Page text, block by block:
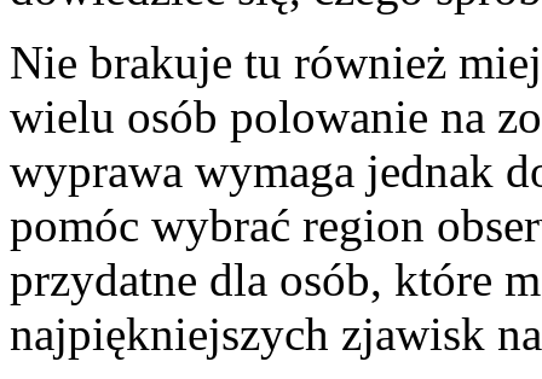
Nie brakuje tu również
wielu osób polowanie na
wyprawa wymaga jednak
pomóc wybrać region
przydatne dla osób, które
najpiękniejszych zjawisk